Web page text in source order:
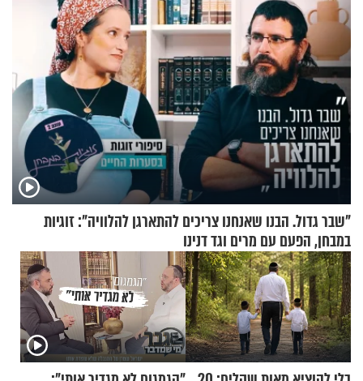
"שבר גדול. הבנו שאנחנו צריכים להתארגן להלוויה": זוגיות
במבחן, הפעם עם מרים וגד דנינו